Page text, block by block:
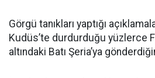
Görgü tanıkları yaptığı
Kudüs’te durdurduğu yüzlerce
altındaki Batı Şeria’ya